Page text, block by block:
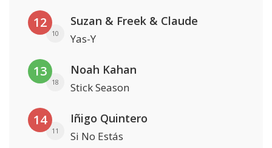
12
10
Suzan & Freek & Claude
Yas-Y
13
18
Noah Kahan
Stick Season
14
11
Iñigo Quintero
Si No Estás